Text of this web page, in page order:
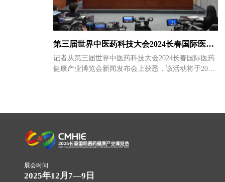
第三届世界中医药科技大会2024长春国际医药
健康产业博览会将于12月7日-9日在长春隆重举
办
记者从第三届世界中医药科技大会2024长春国际医药
健康产业博览会新闻发布会上获悉，该活动将于2024
展会时间
2025年12月7—9日